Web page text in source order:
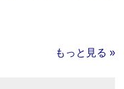
もっと見る »